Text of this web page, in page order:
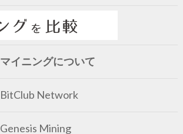
マイニングについて
BitClub Network
Genesis Mining